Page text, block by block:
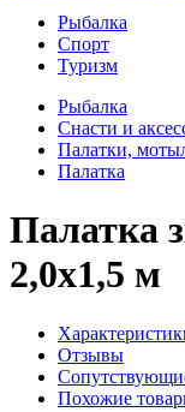
Рыбалка
Спорт
Туризм
Рыбалка
Снасти и
Палатки,
Палатка
Палатка
2,0х1,5 м
Отзывы
Похожие